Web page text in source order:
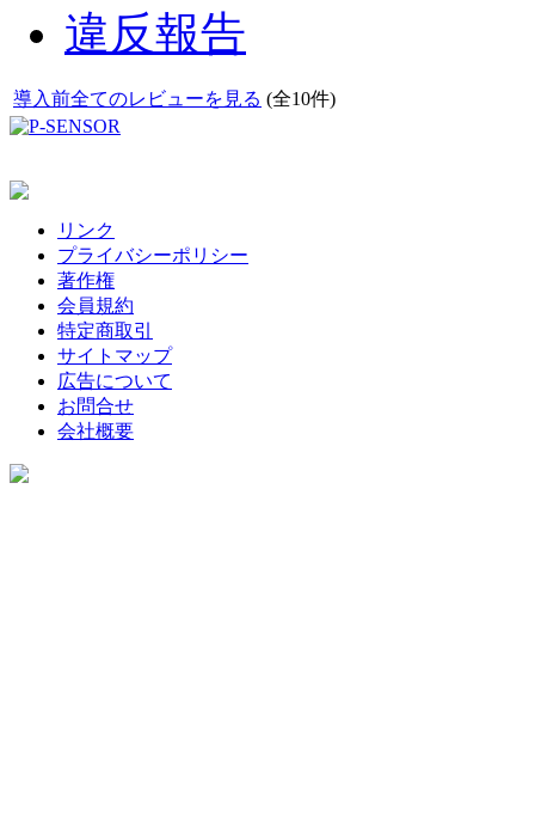
違反報告
導入前全てのレビューを見る (全10件)
リンク
プライバシーポリシー
著作権
会員規約
特定商取引
サイトマップ
広告について
お問合せ
会社概要